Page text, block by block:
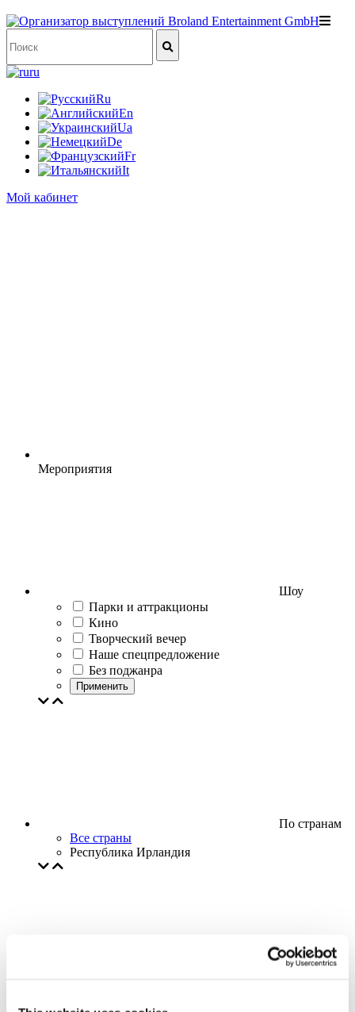
ru
Ru
En
Ua
De
Fr
It
Мой кабинет
Мероприятия
Шоу
Парки и аттракционы
Кино
Творческий вечер
Наше спецпредложение
Без поджанра
Применить
По странам
Все страны
Республика Ирландия